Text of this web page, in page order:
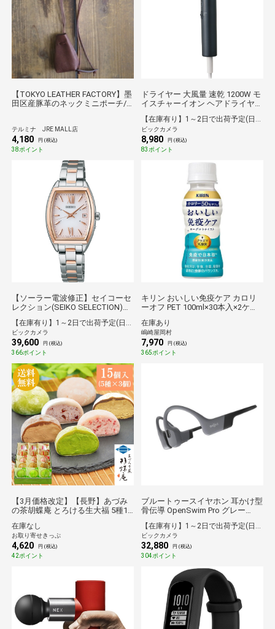
【TOKYO LEATHER FACTORY】墨
田区産豚革のネックミニポーチ/
テルミナ JRE MALL店
4,180 円 (税込)
38ポイント
ドライヤー 大風量 速乾 1200W モ
イスチャーイオン ヘアドライヤー
I字型 切替スイッチ&lt;TURBO-
DRY-OFF&gt; 温度切替スイッチ
&lt;HOT-温冷モード-COOL&gt; ブ
ラック TDX300AK
【在庫有り】1～2日で出荷予定(日付指定可)
ビックカメラ
8,980 円 (税込)
83ポイント
【ソーラー電波修正】セイコーセ
レクション(SEIKO SELECTION)
品]
ビックカメラ
39,600 円 (税込)
366ポイント
キリン おいしい免疫ケア カロリ
ーオフ PET 100ml×30本入×2ケー
在庫あり
嶋崎屋岡村
7,970 円 (税込)
365ポイント
【3月価格改定】【長野】あづみ
の茶胡蝶庵 とろける生大福 5種15
ン】
在庫なし
お取り寄せきっぷ
4,620 円 (税込)
42ポイント
ブルートゥースイヤホン 耳かけ型
骨伝導 OpenSwim Pro グレー
クバンド) /骨伝導型 /ノイズキャ
ンセリング対応 /Bluetooth対応]
【在庫有り】1～2日で出荷予定(日付指定可)
ビックカメラ
32,880 円 (税込)
304ポイント